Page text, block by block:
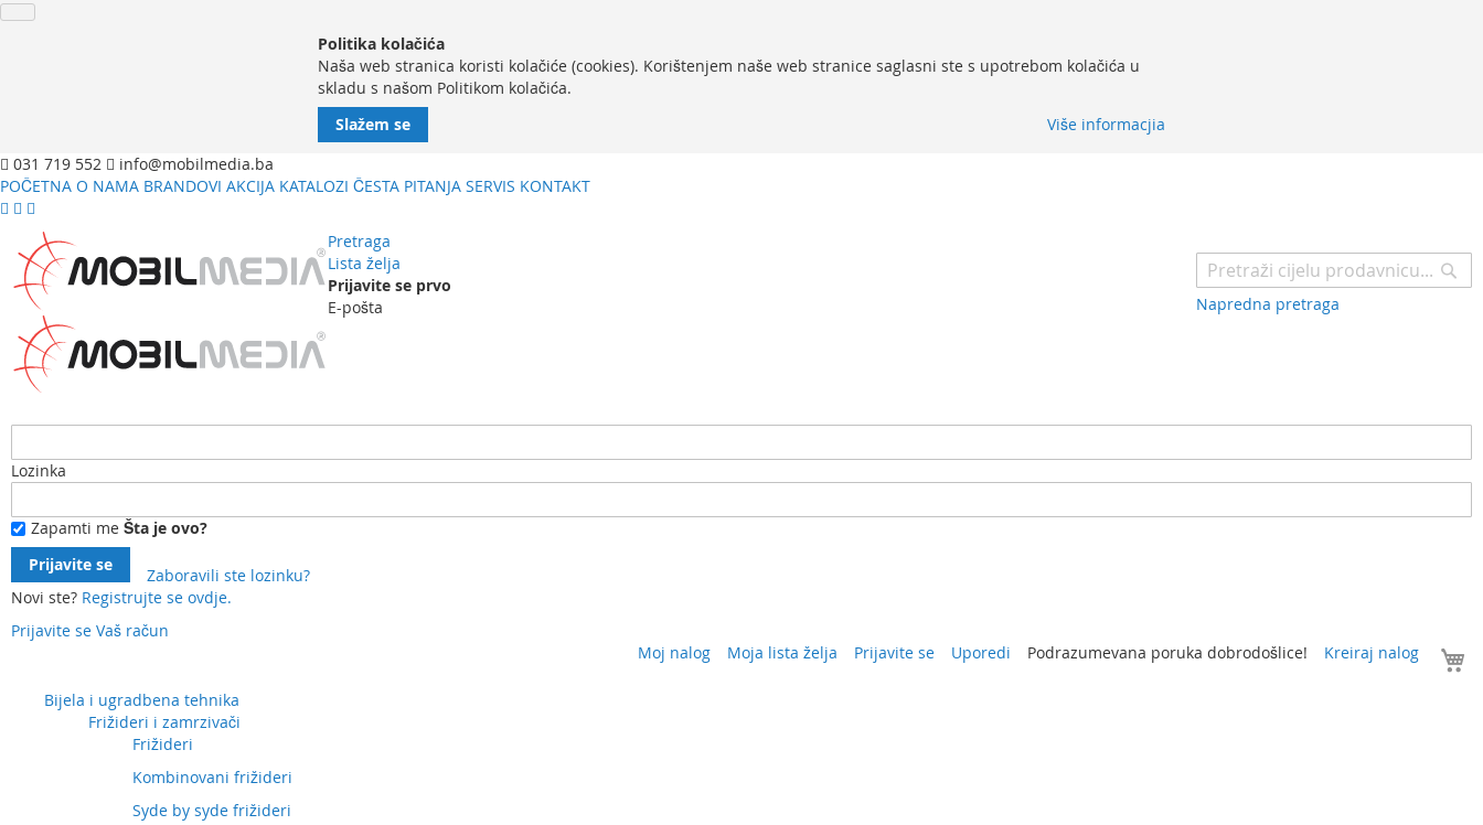
Politika kolačića
Naša web stranica koristi kolačiće (cookies). Korištenjem naše web stranice saglasni ste s upotrebom kolačića u
skladu s našom Politikom kolačića.
Više informacjia
Slažem se
031 719 552
info@mobilmedia.ba
POČETNA O NAMA BRANDOVI AKCIJA KATALOZI ČESTA PITANJA SERVIS KONTAKT
Pretraga
Napredna pretraga
Lista želja
Prijavite se prvo
E-pošta
Lozinka
Zapamti me Šta je ovo?
Prijavite se
Zaboravili ste lozinku?
Novi ste? Registrujte se ovdje.
Prijavite se Vaš račun
Moj nalog Moja lista želja Prijavite se Uporedi Podrazumevana poruka dobrodošlice! Kreiraj nalog
sadržajBijela i ugradbena tehnika
Frižideri i zamrzivači
Frižideri
Kombinovani frižideri
Syde by syde frižideri